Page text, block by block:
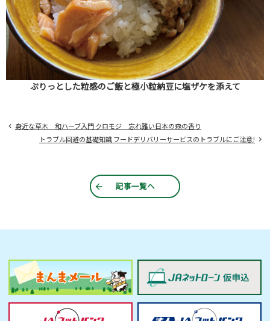
ぷりっとした粒感のご飯と極小粒納豆に塩ザケを添えて
身近な草木 和ハーブ入門 クロモジ 忘れ難い日本の森の香り
トラブル回避の基礎知識 フードデリバリーサービスのトラブルにご注意!
記事一覧へ